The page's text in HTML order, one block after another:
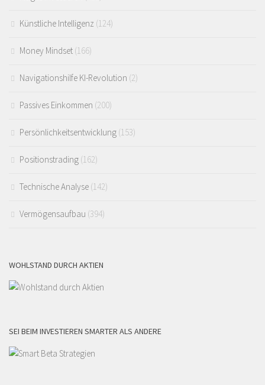
Künstliche Intelligenz (124)
Money Mindset (166)
Navigationshilfe KI-Revolution (2)
Passives Einkommen (200)
Persönlichkeitsentwicklung (153)
Positionstrading (162)
Technische Analyse (142)
Vermögensaufbau (394)
WOHLSTAND DURCH AKTIEN
SEI BEIM INVESTIEREN SMARTER ALS ANDERE